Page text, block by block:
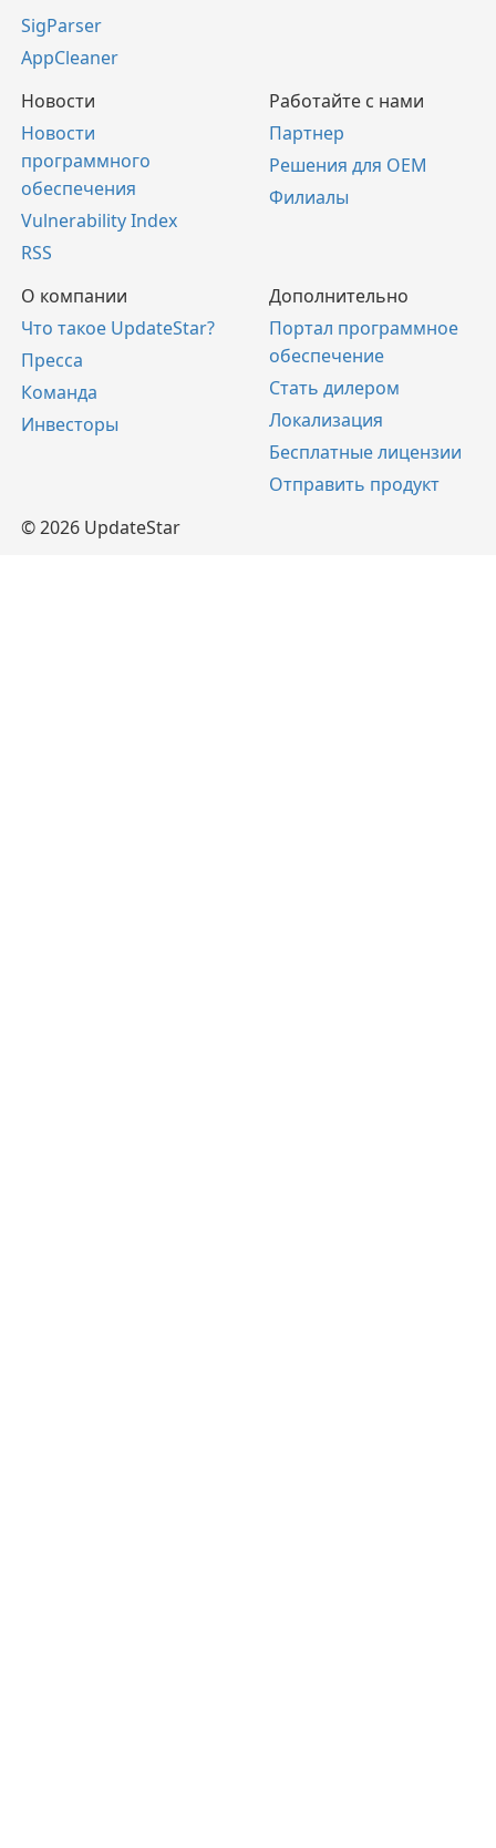
SigParser
AppCleaner
Новости
Новости
программного
обеспечения
Vulnerability Index
RSS
Работайте с нами
Партнер
Решения для OEM
Филиалы
О компании
Что такое UpdateStar?
Пресса
Команда
Инвесторы
Дополнительно
Портал программное
обеспечение
Стать дилером
Локализация
Бесплатные лицензии
Отправить продукт
© 2026 UpdateStar